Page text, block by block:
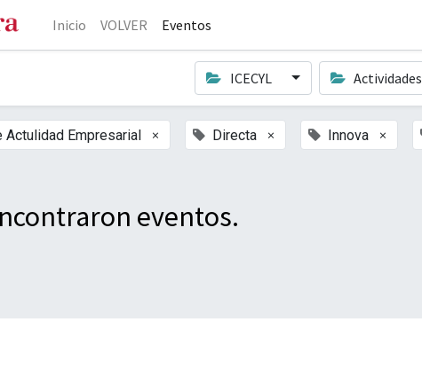
Inicio VOLVER Eventos
ICECYL Actividades
Actulidad Empresarial × Directa × Innova ×
eventos.